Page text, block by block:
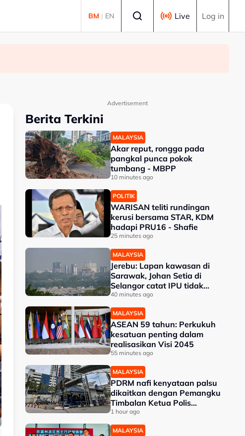
BM | EN Live Log in
Advertisement
Berita Terkini
MALAYSIA
Akar reput, rongga pada
pangkal punca pokok
tumbang - MBPP
10 minutes ago
POLITIK
WARISAN teliti rundingan
kerusi bersama STAR, KDM
hadapi PRU16 - Shafie
25 minutes ago
MALAYSIA
Jerebu: Lapan kawasan di
Sarawak, Johan Setia di
Selangor catat IPU tidak
sihat
40 minutes ago
MALAYSIA
ASEAN 59 tahun: Perkukuh
kesatuan penting dalam
realisasikan Visi 2045
55 minutes ago
MALAYSIA
PDRM nafi kenyataan palsu
dikaitkan dengan Pemangku
Timbalan Ketua Polis
Negara
1 hour ago
MALAYSIA